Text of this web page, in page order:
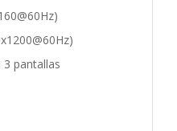
pantallas